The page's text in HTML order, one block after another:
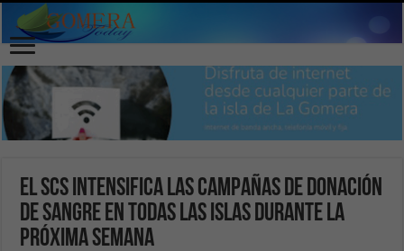
El SCS intensifica las campañas de donación
de sangre en todas las islas durante la
próxima semana